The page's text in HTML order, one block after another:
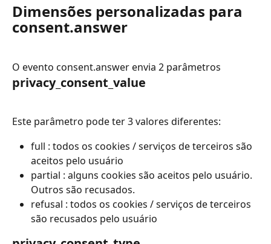
Dimensões personalizadas para
consent.answer
O evento consent.answer envia 2 parâmetros
privacy_consent_value
Este parâmetro pode ter 3 valores diferentes:
full : todos os cookies / serviços de terceiros são
aceitos pelo usuário
partial : alguns cookies são aceitos pelo usuário.
Outros são recusados.
refusal : todos os cookies / serviços de terceiros
são recusados pelo usuário